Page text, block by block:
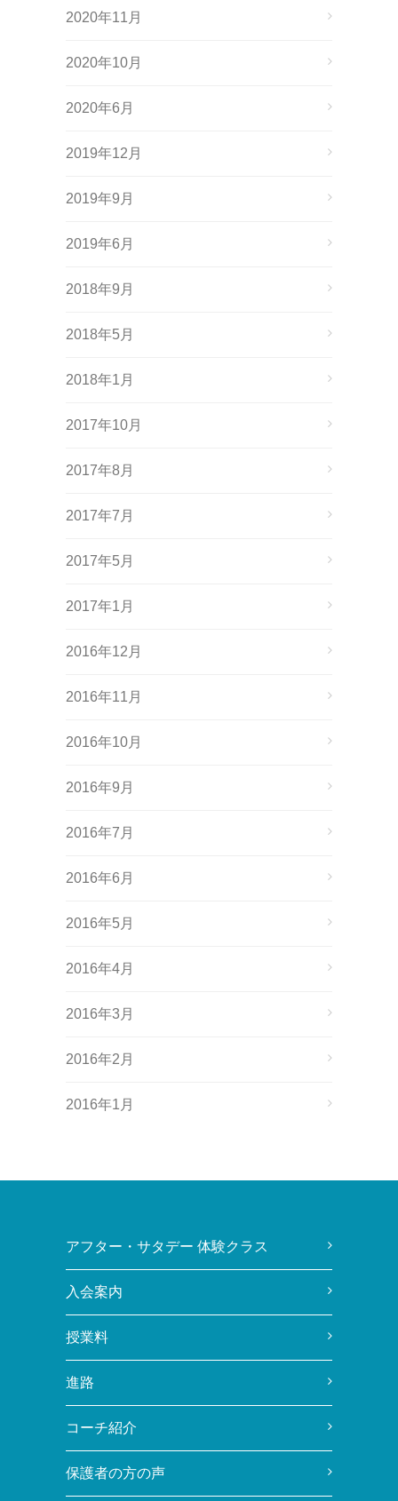
2020年11月
2020年10月
2020年6月
2019年12月
2019年9月
2019年6月
2018年9月
2018年5月
2018年1月
2017年10月
2017年8月
2017年7月
2017年5月
2017年1月
2016年12月
2016年11月
2016年10月
2016年9月
2016年7月
2016年6月
2016年5月
2016年4月
2016年3月
2016年2月
2016年1月
アフター・サタデー 体験クラス
入会案内
授業料
進路
コーチ紹介
保護者の方の声